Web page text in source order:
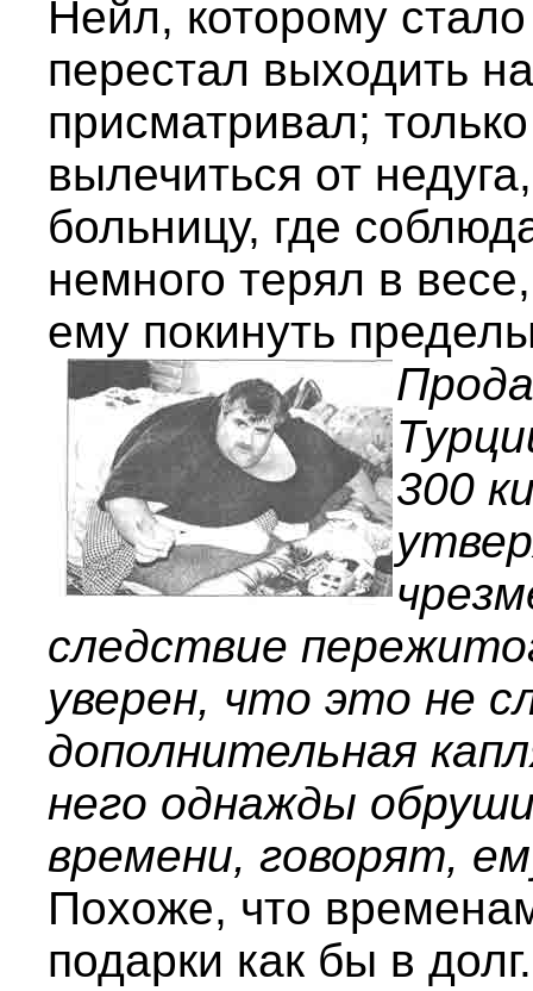
Нейл, которому
перестал выходить
присматривал;
вылечиться от
больницу, где
немного терял в
ему покинуть
300
следствие
уверен, что это не
дополнительная
него однажды
времени, говорят,
Похоже, что
подарки как бы в